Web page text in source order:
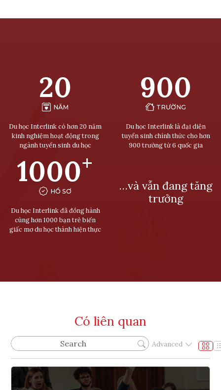
20
NĂM
Du học Interlink có hơn 20 năm
kinh nghiệm hoạt động trong
ngành tuyển sinh du học
900
TRƯỜNG
Du học Interlink là đại diện
tuyển sinh chính thức cho hơn
900 trường từ 6 quốc gia
1000+
HỒ SƠ
Du học Interlink đã đồng hành
cùng hơn 1000 bạn trẻ biến
giấc mơ du học thành hiện thực
…và vẫn đang tăng
trưởng
Có liên quan
Advanced